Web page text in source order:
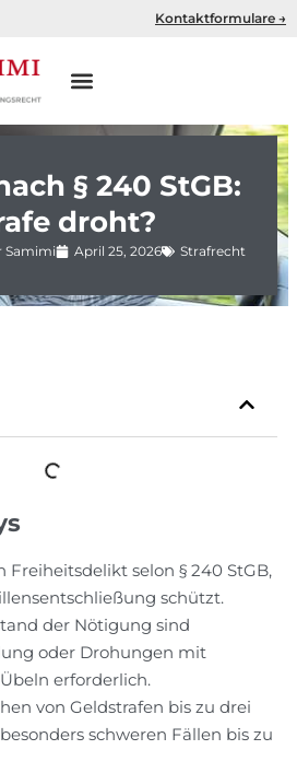
Kontaktformulare →
§ 240 StGB:
droht?
Samimi April 25, 2026 Strafrecht
Freiheitsdelikt selon § 240 StGB,
schützt.
der Nötigung sind
oder Drohungen mit
erforderlich.
von Geldstrafen bis zu drei
schweren Fällen bis zu